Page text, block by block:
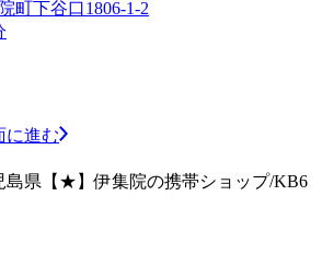
町下谷口1806-1-2
に進む
島県【★】伊集院の携帯ショップ/KB6